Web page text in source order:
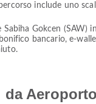
include uno
Gokcen
bancario, e-